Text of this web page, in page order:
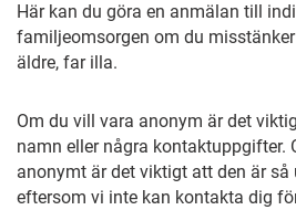
Här kan du göra en anmälan till
familjeomsorgen om du
äldre, far illa.
Om du vill vara anonym är det
namn eller några kontaktuppgifter.
anonymt är det viktigt att den är
eftersom vi inte kan kontakta dig